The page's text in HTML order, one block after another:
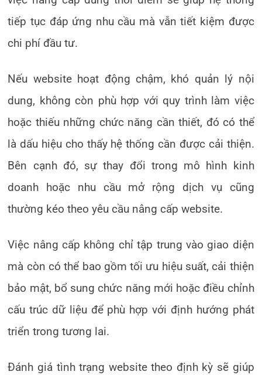
tiếp tục đáp ứng nhu cầu mà vẫn tiết kiệm được
chi phí đầu tư.
Nếu website hoạt động chậm, khó quản lý nội
dung, không còn phù hợp với quy trình làm việc
hoặc thiếu những chức năng cần thiết, đó có thể
là dấu hiệu cho thấy hệ thống cần được cải thiện.
Bên cạnh đó, sự thay đổi trong mô hình kinh
doanh hoặc nhu cầu mở rộng dịch vụ cũng
thường kéo theo yêu cầu nâng cấp website.
Việc nâng cấp không chỉ tập trung vào giao diện
mà còn có thể bao gồm tối ưu hiệu suất, cải thiện
bảo mật, bổ sung chức năng mới hoặc điều chỉnh
cấu trúc dữ liệu để phù hợp với định hướng phát
triển trong tương lai.
Đánh giá tình trạng website theo định kỳ sẽ giúp